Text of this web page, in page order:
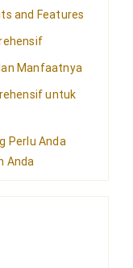
and Features
Manfaatnya
untuk
Perlu Anda
Anda